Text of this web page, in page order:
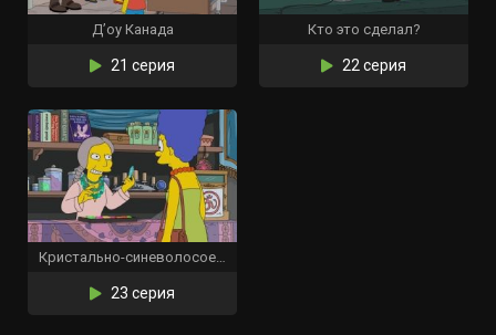
Д’оу Канада
21 серия
Кто это сделал?
22 серия
Кристально-синеволосое убеждение
23 серия